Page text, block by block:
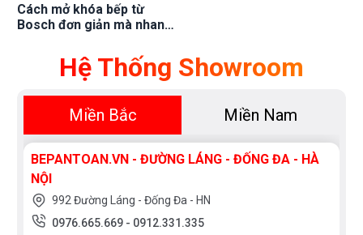
Cách mở khóa bếp từ
Bosch đơn giản mà nhanh
Hệ Thống Showroom
Miền Bắc Miền Nam
BEPANTOAN.VN - ĐƯỜNG LÁNG - ĐỐNG ĐA - HÀ
NỘI
992 Đường Láng - Đống Đa - HN
0976.665.669 - 0912.331.335